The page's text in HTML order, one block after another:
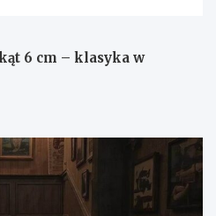
6 cm – klasyka w